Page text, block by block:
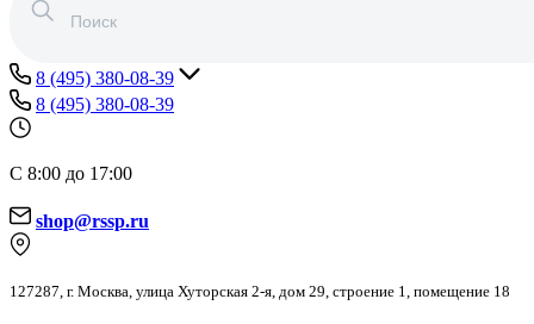
8 (495) 380-08-39
8 (495) 380-08-39
С 8:00 до 17:00
shop@rssp.ru
127287, г. Москва, улица Хуторская 2-я, дом 29, строение 1, помещение 18